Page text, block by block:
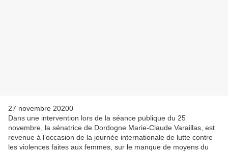
27 novembre 20200
Dans une intervention lors de la séance publique du 25
novembre, la sénatrice de Dordogne Marie-Claude Varaillas, est
revenue à l’occasion de la journée internationale de lutte contre
les violences faites aux femmes, sur le manque de moyens du